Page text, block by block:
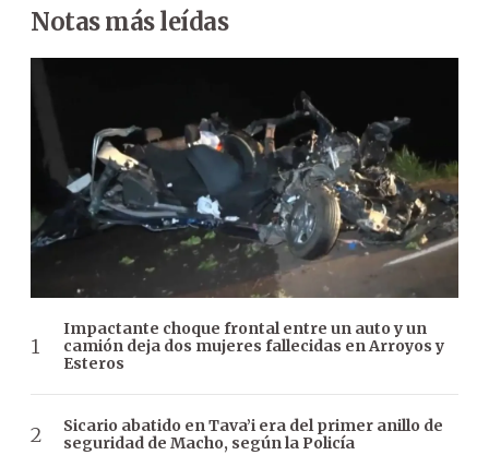
Notas más leídas
Impactante choque frontal entre un auto y un
camión deja dos mujeres fallecidas en Arroyos y
Esteros
Sicario abatido en Tava’i era del primer anillo de
seguridad de Macho, según la Policía